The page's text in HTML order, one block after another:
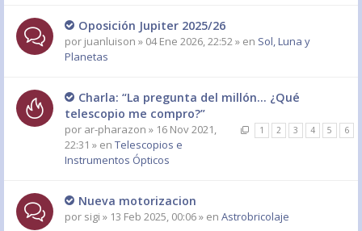
Oposición Jupiter 2025/26
por juanluison » 04 Ene 2026, 22:52 » en Sol, Luna y
Planetas
Charla: “La pregunta del millón… ¿Qué
telescopio me compro?”
1 2 3 4 5 6
por ar-pharazon » 16 Nov 2021,
22:31 » en Telescopios e
Instrumentos Ópticos
Nueva motorizacion
por sigi » 13 Feb 2025, 00:06 » en Astrobricolaje